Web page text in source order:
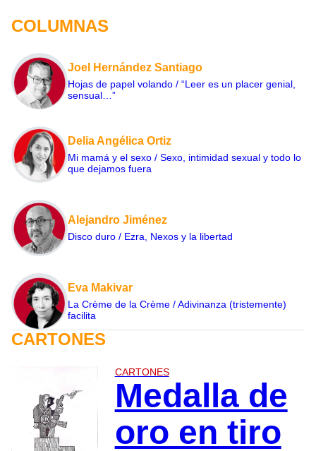
COLUMNAS
Joel Hernández Santiago
Hojas de papel volando / “Leer es un placer genial,
sensual…”
Delia Angélica Ortiz
Mi mamá y el sexo / Sexo, intimidad sexual y todo lo
que dejamos fuera
Alejandro Jiménez
Disco duro / Ezra, Nexos y la libertad
Eva Makivar
La Crème de la Crème / Adivinanza (tristemente)
facilita
CARTONES
CARTONES
Medalla de
oro en tiro